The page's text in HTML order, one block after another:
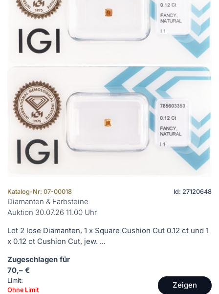
Katalog-Nr: 07-00018 Id: 27120648
Diamanten & Farbsteine
Auktion 30.07.26 11.00 Uhr
Lot 2 lose Diamanten, 1 x Square Cushion Cut 0.12 ct und 1
x 0.12 ct Cushion Cut, jew. ...
Zugeschlagen für
70,– €
Limit:
Ohne Limit
Zeigen